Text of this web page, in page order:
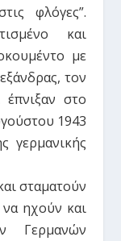
φλόγες”.
και
με
τον
έπνιξαν στο
1943
γερμανικής
σταματούν
ηχούν και
Γερμανών